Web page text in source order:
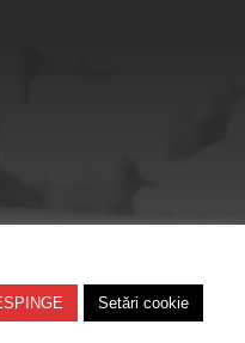
Setări cookie